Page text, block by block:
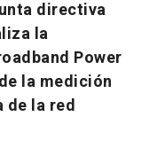
directiva
la
Power
la medición
la red